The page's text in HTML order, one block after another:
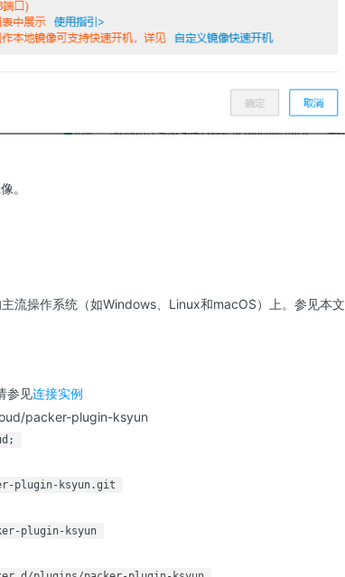
。
流操作系统（如Windows、Linux和macOS）上。参见本文
参见连接实例
packer-plugin-ksyun
plugin-ksyun.git
plugin-ksyun